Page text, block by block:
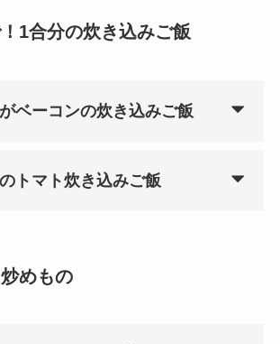
1合分の炊き込みご飯
ベーコンの炊き込みご飯
トマト炊き込みご飯
めもの